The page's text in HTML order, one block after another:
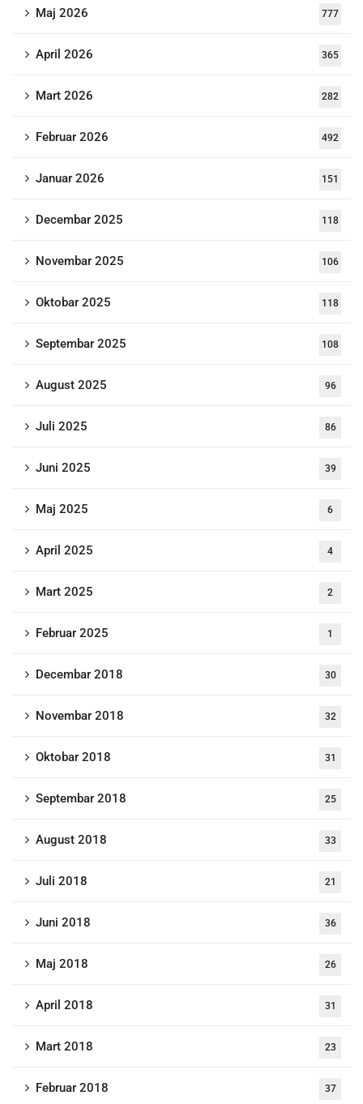
Maj 2026 777
April 2026 365
Mart 2026 282
Februar 2026 492
Januar 2026 151
Decembar 2025 118
Novembar 2025 106
Oktobar 2025 118
Septembar 2025 108
August 2025 96
Juli 2025 86
Juni 2025 39
Maj 2025 6
April 2025 4
Mart 2025 2
Februar 2025 1
Decembar 2018 30
Novembar 2018 32
Oktobar 2018 31
Septembar 2018 25
August 2018 33
Juli 2018 21
Juni 2018 36
Maj 2018 26
April 2018 31
Mart 2018 23
Februar 2018 37